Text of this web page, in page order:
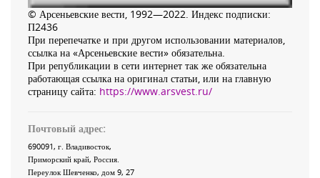
© Арсеньевские вести, 1992—2022. Индекс подписки:
П2436
При перепечатке и при другом использовании материалов,
ссылка на «Арсеньевские вести» обязательна.
При републикации в сети интернет так же обязательна
работающая ссылка на оригинал статьи, или на главную
страницу сайта: https://www.arsvest.ru/
Почтовый адрес:
690091, г. Владивосток,
Приморский край, Россия
Переулок Шевченко, дом 9, 27